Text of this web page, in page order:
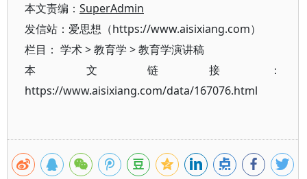
本文责编： SuperAdmin
发信站：爱思想（https://www.aisixiang.com）
栏目： 学术>教育学 >教育学演讲稿
本文链接：
https://www.aisixiang.com/data/167076.html